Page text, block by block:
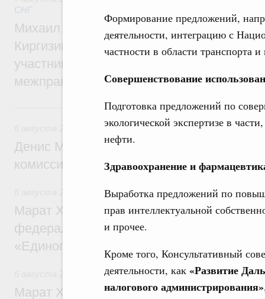
Формирование предложений,
деятельности, интеграцию с
частности в области транспорта
Совершенствование
Подготовка предложений по
экологической экспертизе в
нефти.
Здравоохранение и
Выработка предложений по
прав интеллектуальной
и прочее.
Кроме того, Консультативный
деятельности, как «Развитие
налогового администрирования»
СНГ
Михаил Мишустин принял участие во
Киргизии Садыра Жапарова с главами
участников заседания Евразийского
межправительственного совета
6 августа, четверг
Общие вопросы промышленной политики
Денис Мантуров провёл заседание
комиссии по промышленности
Регулирование в сфере строительства
Марат Хуснуллин: Более 130
федерального значения построено под
«Единого заказчика»
Национальный проект «Инфраструктура
Марат Хуснуллин: Порядка 200